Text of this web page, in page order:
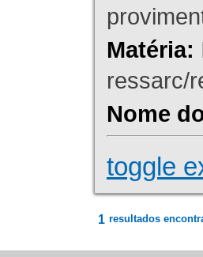
Matéria:
ressarc/
Nome
toggle
1 resultados